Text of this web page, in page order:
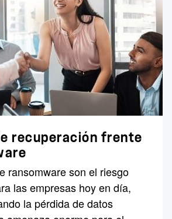
recuperación frente
ransomware son el riesgo
las empresas hoy en día,
la pérdida de datos